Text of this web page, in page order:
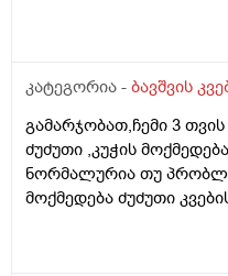
კურკლებივით გადიოდა
კომფორტ არ, ჰიპის
გააგიჟა. გაზების
ფრისო მულტიო მიიღო
მაგრამ არ ტირის,
თხის რძეს აქებს ბევრი
ხმები და ბოლომდე არ
კატეგორია - ბავშვის
გამარჯობათ,ჩემი 3
ძუძუთი ,კუჭის
ნორმალურია თუ
მოქმედება ძუძუთი